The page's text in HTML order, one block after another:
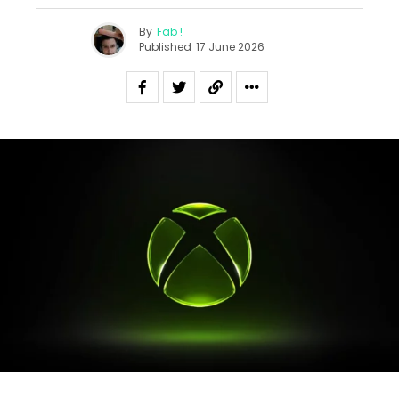
By Fab !
Published 17 June 2026